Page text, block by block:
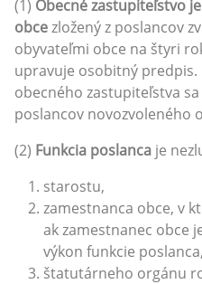
(1) Obecné zastupiteľstvo
obcezložený z poslancov
obyvateľmi obce na štyri
upravuje osobitný predpis.
obecného zastupiteľstva
poslancov novozvoleného
(2) Funkcia poslanca je
starostu,
zamestnanca obce, v
ak zamestnanec obce
výkon funkcie poslanca,
štatutárneho orgánu